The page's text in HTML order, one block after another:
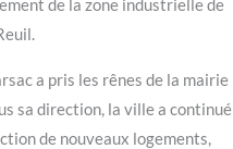
de la zone industrielle de
a pris les rênes de la mairie
sa direction, la ville a continué
de nouveaux logements,